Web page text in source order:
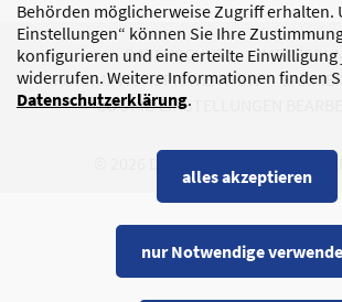
Behörden möglicherweise Zugriff erhalten.
Einstellungen“ können Sie Ihre
konfigurieren und eine erteilte Einwilligung
widerrufen. Weitere Informationen finden
Datenschutzerklärung.
alles akzeptieren
nur Notwendige
DATENSCHUTZ
KORRUPTIONSPRÄVENTION
COOKIE-EINSTELLUNGEN